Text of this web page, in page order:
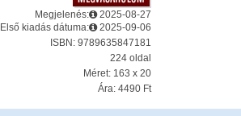
Megjelenés:
2025-08-27
Első kiadás dátuma:
2025-09-06
ISBN: 9789635847181
224 oldal
Méret: 163 x 20
Ára: 4490 Ft